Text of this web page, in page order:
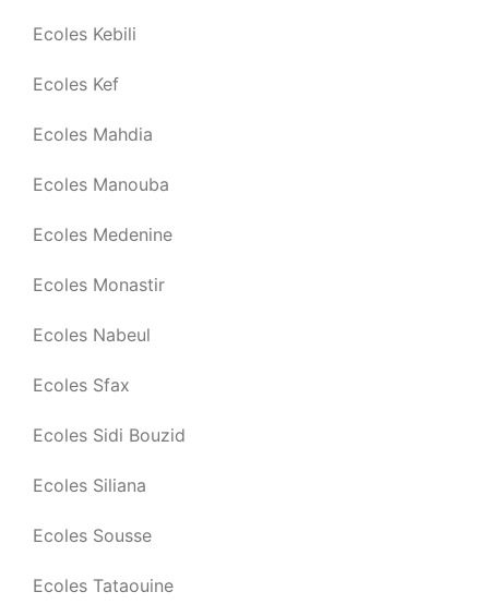
Ecoles Kebili
Ecoles Kef
Ecoles Mahdia
Ecoles Manouba
Ecoles Medenine
Ecoles Monastir
Ecoles Nabeul
Ecoles Sfax
Ecoles Sidi Bouzid
Ecoles Siliana
Ecoles Sousse
Ecoles Tataouine